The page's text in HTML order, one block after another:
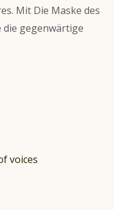
Mit Die Maske des
die gegenwärtige